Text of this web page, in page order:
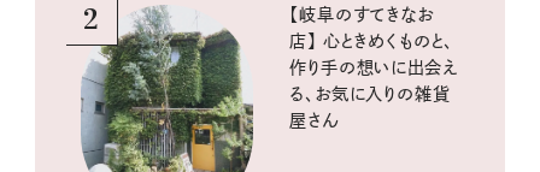
2
【岐阜のすてきなお
店】 心ときめくものと、
作り手の想いに出会え
る、お気に入りの雑貨
屋さん